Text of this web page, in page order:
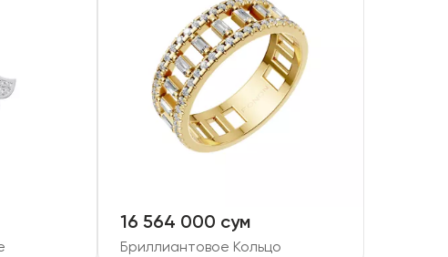
16 564 000 сум
Бриллиантовое Кольцо